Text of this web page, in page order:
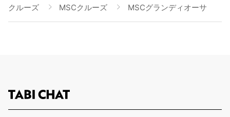
クルーズ MSCクルーズ MSCグランディオーサ